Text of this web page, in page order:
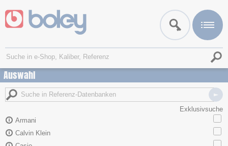
Auswahl
Exklusivsuche
Armani
Calvin Klein